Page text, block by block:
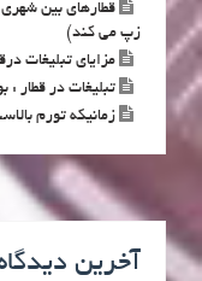
قطارهای بین
زپ می کند)
مزایای تبلیغات
تبلیغات در قطار
زمانیکه تورم
آخرین